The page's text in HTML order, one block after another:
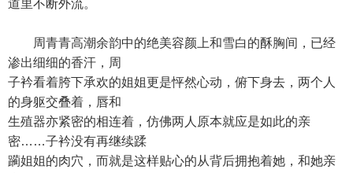
道里不断外流。
周青青高潮余韵中的绝美容颜上和雪白的酥胸间，已经
渗出细细的香汗，周
子衿看着胯下承欢的姐姐更是怦然心动，俯下身去，两个人
的身躯交叠着，唇和
生殖器亦紧密的相连着，仿佛两人原本就应是如此的亲
密……子衿没有再继续蹂
躏姐姐的肉穴，而就是这样贴心的从背后拥抱着她，和她亲